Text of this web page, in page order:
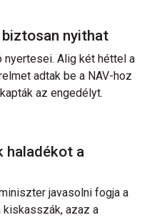
nyithat
Alig két héttel a
adtak be a NAV-hoz
az engedélyt.
haladékot a
javasolni fogja a
kiskasszák, azaz a